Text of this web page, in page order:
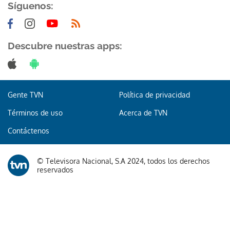
Síguenos:
Descubre nuestras apps:
Gente TVN Política de privacidad
Términos de uso Acerca de TVN
Contáctenos
© Televisora Nacional, S.A 2024, todos los derechos
reservados